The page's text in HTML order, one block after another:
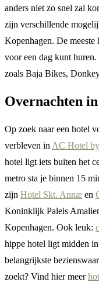
anders niet zo snel zal
zijn verschillende
Kopenhagen. De
voor een dag kunt
zoals Baja Bikes,
Overnachten
Op zoek naar een hotel
verbleven in AC Hotel
hotel ligt iets buiten het
metro sta je binnen 15
zijn Hotel Skt. Annæ en
Koninklijk Paleis
Kopenhagen. Ook leuk:
hippe hotel ligt midden
belangrijkste
zoekt? Vind hier meer